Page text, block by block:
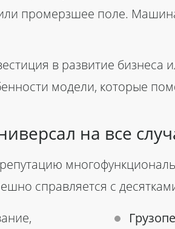
промерзшее поле.
в развитие бизнеса
модели, которые
на все
справляется с